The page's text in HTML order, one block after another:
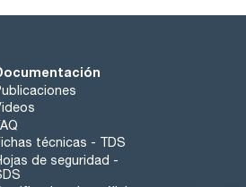
técnicas - TDS
de seguridad -